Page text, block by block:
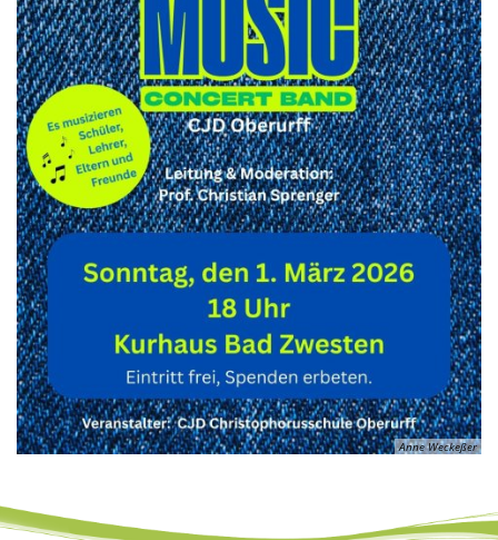
Kirchen
Kleiderkammer "Aus 2ter Hand"
Schulen
Seniorenarbeit, Gemeindepflegerin
Umwelt
Vereine
Vorteile für Ehrenamts-Card Inhaber
Wichtige Rufnummern
Anne Weckeßer